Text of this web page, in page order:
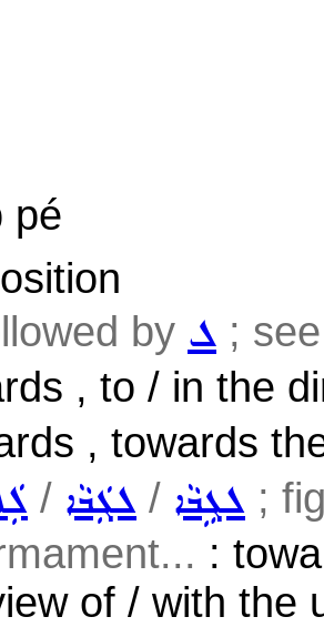
pé
by ܠ ;
, to / in the
, towards
/ ܠܓܲܒܵܐ / ܠܓܹܒܵܐ ;
:
of / with the